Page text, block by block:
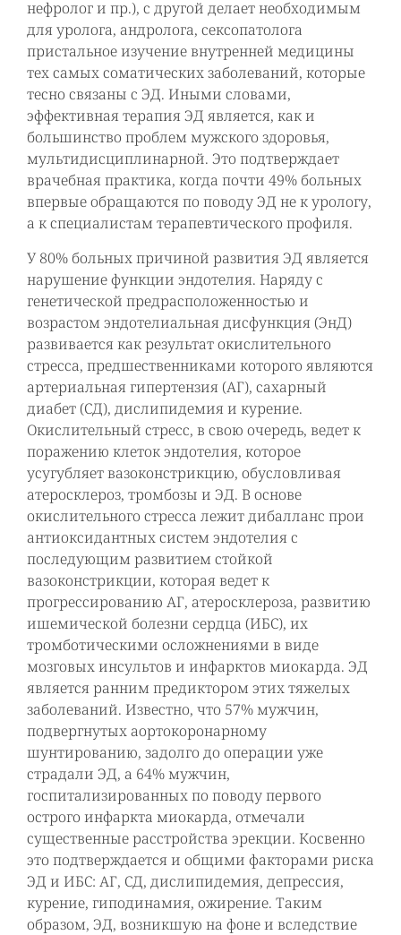
нефролог и пр.), с другой делает необходимым
для уролога, андролога, сексопатолога
пристальное изучение внутренней медицины
тех самых соматических заболеваний, которые
тесно связаны с ЭД. Иными словами,
эффективная терапия ЭД является, как и
большинство проблем мужского здоровья,
мультидисциплинарной. Это подтверждает
врачебная практика, когда почти 49% больных
впервые обращаются по поводу ЭД не к урологу,
а к специалистам терапевтического профиля.
У 80% больных причиной развития ЭД является
нарушение функции эндотелия. Наряду с
генетической предрасположенностью и
возрастом эндотелиальная дисфункция (ЭнД)
развивается как результат окислительного
стресса, предшественниками которого являются
артериальная гипертензия (АГ), сахарный
диабет (СД), дислипидемия и курение.
Окислительный стресс, в свою очередь, ведет к
поражению клеток эндотелия, которое
усугубляет вазоконстрикцию, обусловливая
атеросклероз, тромбозы и ЭД. В основе
окислительного стресса лежит дибалланс прои
антиоксидантных систем эндотелия с
последующим развитием стойкой
вазоконстрикции, которая ведет к
прогрессированию АГ, атеросклероза, развитию
ишемической болезни сердца (ИБС), их
тромботическими осложнениями в виде
мозговых инсультов и инфарктов миокарда. ЭД
является ранним предиктором этих тяжелых
заболеваний. Известно, что 57% мужчин,
подвергнутых аортокоронарному
шунтированию, задолго до операции уже
страдали ЭД, а 64% мужчин,
госпитализированных по поводу первого
острого инфаркта миокарда, отмечали
существенные расстройства эрекции. Косвенно
это подтверждается и общими факторами риска
ЭД и ИБС: АГ, СД, дислипидемия, депрессия,
курение, гиподинамия, ожирение. Таким
образом, ЭД, возникшую на фоне и вследствие